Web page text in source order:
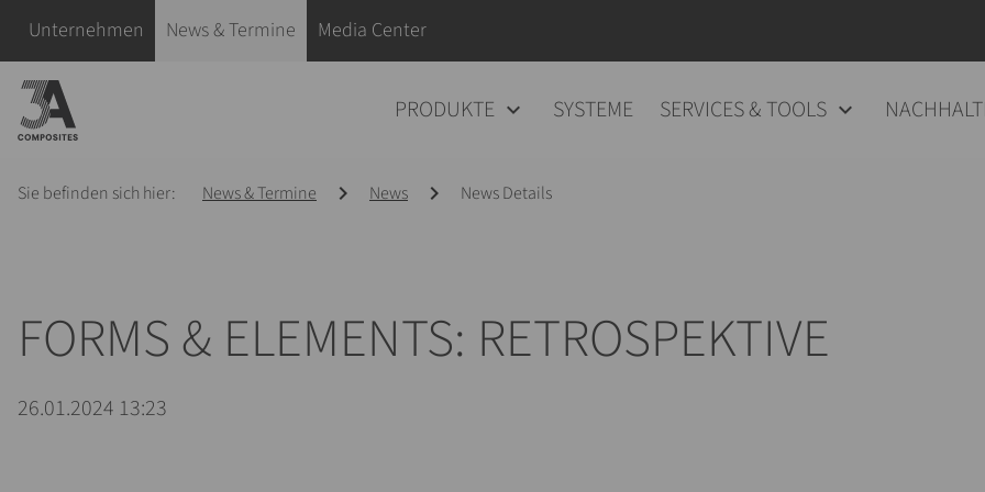
Navigation überspringen
Unternehmen News & Termine Media Center
PRODUKTE SYSTEME SERVICES & TOOLS
eingeben
Sie befinden sich hier: News & Termine News News Details
FORMS & ELEMENTS: RETROSPEKTIVE
26.01.2024 13:23